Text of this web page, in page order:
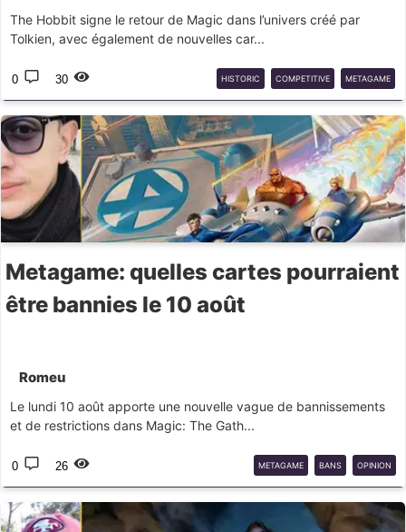
The Hobbit signe le retour de Magic dans l’univers créé par
Tolkien, avec également de nouvelles car...
0 30 HISTORIC COMPETITIVE METAGAME
MTGA
Metagame: quelles cartes pourraient
être bannies le 10 août
Romeu
Le lundi 10 août apporte une nouvelle vague de bannissements
et de restrictions dans Magic: The Gath...
0 26 METAGAME BANS OPINION